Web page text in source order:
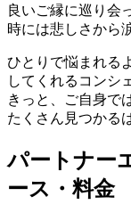
良いご縁に巡り会
時には悲しさから
ひとりで悩まれる
してくれるコンシ
きっと、ご自身で
たくさん見つかる
パートナー
ース・料金